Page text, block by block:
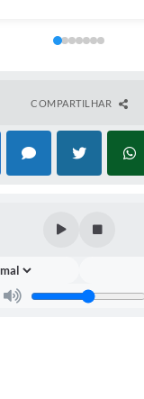
COMPARTILHAR